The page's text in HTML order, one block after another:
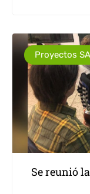
Proyectos
Se reunió